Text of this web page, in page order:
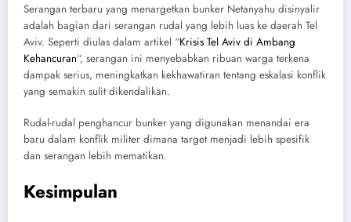
Serangan terbaru yang menargetkan bunker Netanyahu disinyalir
adalah bagian dari serangan rudal yang lebih luas ke daerah Tel
Aviv. Seperti diulas dalam artikel “Krisis Tel Aviv di Ambang
Kehancuran“, serangan ini menyebabkan ribuan warga terkena
dampak serius, meningkatkan kekhawatiran tentang eskalasi konflik
yang semakin sulit dikendalikan.
Rudal-rudal penghancur bunker yang digunakan menandai era
baru dalam konflik militer dimana target menjadi lebih spesifik
dan serangan lebih mematikan.
Kesimpulan